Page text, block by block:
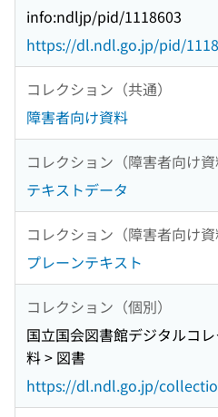
info:ndljp/pid/1118603
https://dl.ndl.go.jp/pid/
コレクション（共通）
障害者向け資料
コレクション（障害者向け資
テキストデータ
コレクション（障害者向け資
プレーンテキスト
コレクション（個別）
国立国会図書館デジタルコ
料 > 図書
https://dl.ndl.go.jp/